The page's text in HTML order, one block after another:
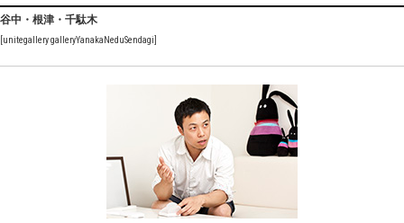
谷中・根津・千駄木
[unitegallery galleryYanakaNeduSendagi]